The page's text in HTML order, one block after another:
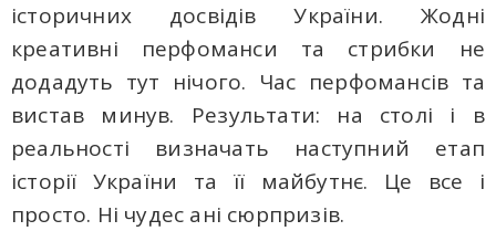
історичних досвідів України. Жодні
креативні перфоманси тa стрибки не
додадуть тут нічого. Час перфомансів тa
вистав минув. Результати: на столі і в
реальності визначать наступний етап
історії України та її майбутнє. Це все і
просто. Ні чудес aні сюрпризів.